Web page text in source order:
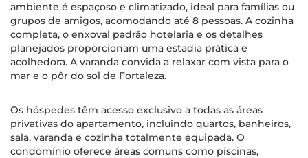
ambiente é espaçoso e climatizado, ideal para famílias ou
grupos de amigos, acomodando até 8 pessoas. A cozinha
completa, o enxoval padrão hotelaria e os detalhes
planejados proporcionam uma estadia prática e
acolhedora. A varanda convida a relaxar com vista para o
mar e o pôr do sol de Fortaleza.
Os hóspedes têm acesso exclusivo a todas as áreas
privativas do apartamento, incluindo quartos, banheiros,
sala, varanda e cozinha totalmente equipada. O
condomínio oferece áreas comuns como piscinas,